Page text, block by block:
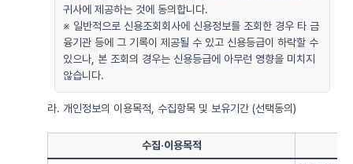
귀사에 제공하는 것에 동의합니다.
※ 일반적으로 신용조회회사에 신용정보를 조회한 경우 타 금
융기관 등에 그 기록이 제공될 수 있고 신용등급이 하락할 수
있으나, 본 조회의 경우는 신용등급에 아무런 영향을 미치지
않습니다.
라. 개인정보의 이용목적, 수집항목 및 보유기간 (선택동의)
수집·이용목적